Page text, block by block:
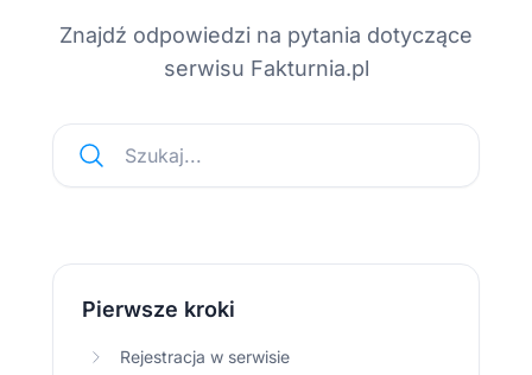
Znajdź odpowiedzi na pytania dotyczące
serwisu Fakturnia.pl
Szukaj...
Pierwsze kroki
Rejestracja w serwisie